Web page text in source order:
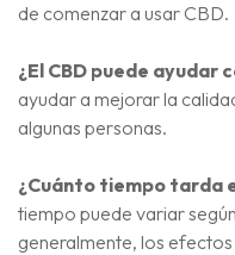
de comenzar a usar CBD.
¿El CBD puede ayudar
ayudar a mejorar la
algunas personas.
¿Cuánto tiempo tarda
tiempo puede variar
generalmente, los